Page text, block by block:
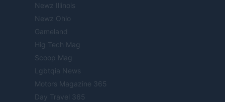
Newz Illinois
Newz Ohio
Gameland
Hig Tech Mag
Scoop Mag
Lgbtqia News
Motors Magazine 365
Day Travel 365